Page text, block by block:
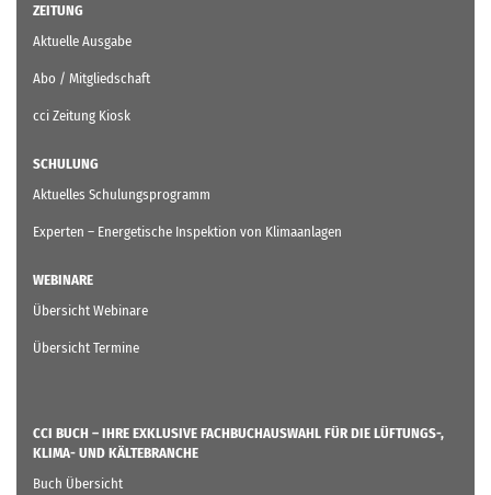
ZEITUNG
Aktuelle Ausgabe
Abo / Mitgliedschaft
cci Zeitung Kiosk
SCHULUNG
Aktuelles Schulungsprogramm
Experten – Energetische Inspektion von Klimaanlagen
WEBINARE
Übersicht Webinare
Übersicht Termine
CCI BUCH – IHRE EXKLUSIVE FACHBUCHAUSWAHL FÜR DIE LÜFTUNGS-,
KLIMA- UND KÄLTEBRANCHE
Buch Übersicht